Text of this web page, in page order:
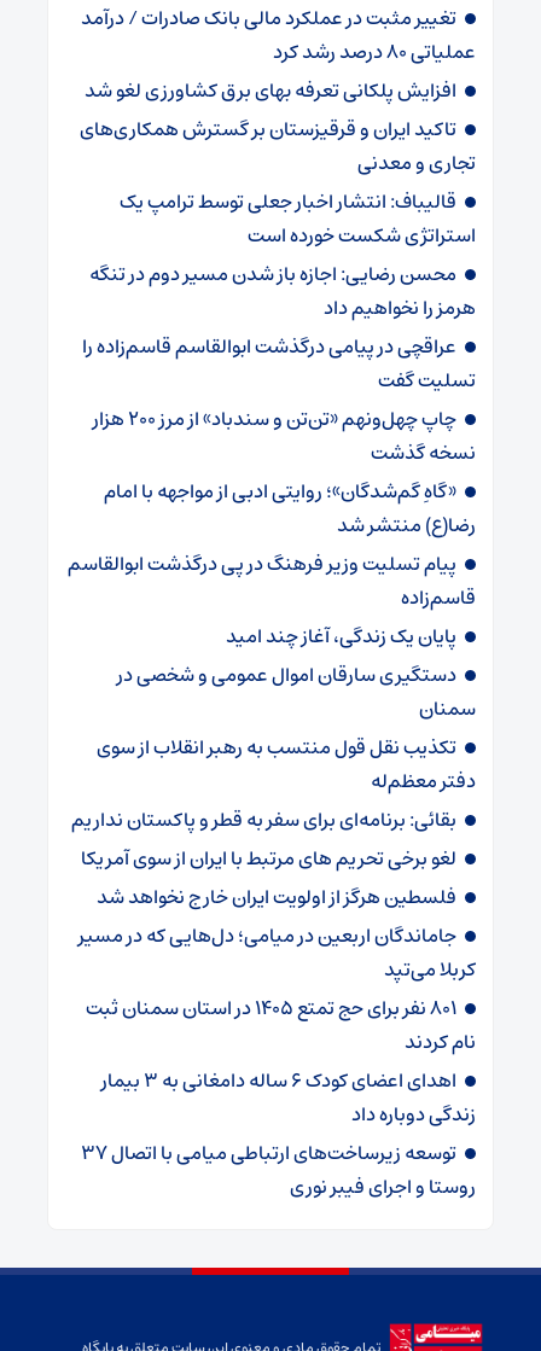
تغییر مثبت در عملکرد مالی بانک صادرات / درآمد
عملیاتی ۸۰ درصد رشد کرد
افزایش پلکانی تعرفه بهای برق کشاورزی لغو شد
تاکید ایران و قرقیزستان بر گسترش همکاری‌های
تجاری و معدنی
قالیباف: انتشار اخبار جعلی توسط ترامپ یک
استراتژی شکست خورده است
محسن رضایی: اجازه باز شدن مسیر دوم در تنگه
هرمز را نخواهیم داد
عراقچی در پیامی درگذشت ابوالقاسم قاسم‌زاده را
تسلیت گفت
چاپ چهل‌ونهم «تن‌تن و سندباد» از مرز ۲۰۰ هزار
نسخه گذشت
«گاهِ گم‌شدگان»؛ روایتی ادبی از مواجهه با امام
رضا(ع) منتشر شد
پیام تسلیت وزیر فرهنگ در پی درگذشت ابوالقاسم
قاسم‌زاده
پایان یک زندگی، آغاز چند امید
دستگیری سارقان اموال عمومی و شخصی در
سمنان
تکذیب نقل قول منتسب به رهبر انقلاب از سوی
دفتر معظم‌له
بقائی: برنامه‌ای برای سفر به قطر و پاکستان نداریم
لغو برخی تحریم های مرتبط با ایران از سوی آمریکا
فلسطین هرگز از اولویت ایران خارج نخواهد شد
جاماندگان اربعین در میامی؛ دل‌هایی که در مسیر
کربلا می‌تپد
۸۰۱ نفر برای حج تمتع ۱۴۰۵ در استان سمنان ثبت
نام کردند
اهدای اعضای کودک ۶ ساله دامغانی به ۳ بیمار
زندگی دوباره داد
توسعه زیرساخت‌های ارتباطی میامی با اتصال ۳۷
روستا و اجرای فیبر نوری